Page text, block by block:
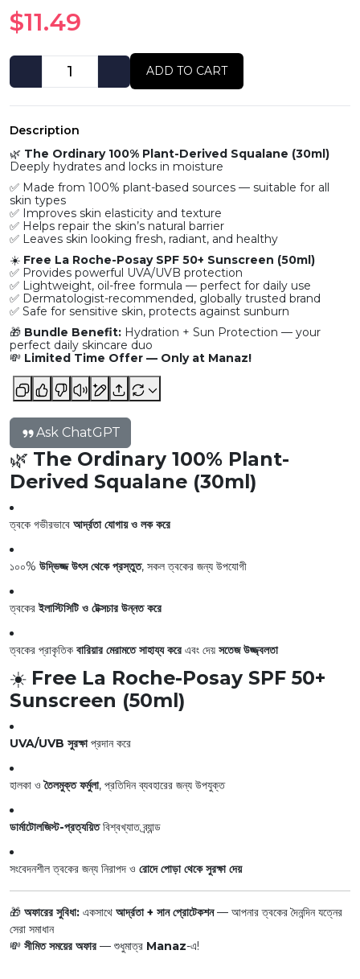
$11.49
ADD TO CART
Description
🌿 The Ordinary 100% Plant-Derived Squalane (30ml)
Deeply hydrates and locks in moisture
✅ Made from 100% plant-based sources — suitable for all
skin types
✅ Improves skin elasticity and texture
✅ Helps repair the skin’s natural barrier
✅ Leaves skin looking fresh, radiant, and healthy
☀️ Free La Roche-Posay SPF 50+ Sunscreen (50ml)
✅ Provides powerful UVA/UVB protection
✅ Lightweight, oil-free formula — perfect for daily use
✅ Dermatologist-recommended, globally trusted brand
✅ Safe for sensitive skin, protects against sunburn
🎁 Bundle Benefit: Hydration + Sun Protection — your
perfect daily skincare duo
💸 Limited Time Offer — Only at Manaz!
Ask ChatGPT
🌿 The Ordinary 100% Plant-
Derived Squalane (30ml)
ত্বকে গভীরভাবে আর্দ্রতা যোগায় ও লক করে
১০০% উদ্ভিজ্জ উৎস থেকে প্রস্তুত, সকল ত্বকের জন্য উপযোগী
ত্বকেরইলাস্টিসিটি ও টেক্সচার উন্নত করে
ত্বকের প্রাকৃতিক বারিয়ার মেরামতে সাহায্য করে এবং দেয় সতেজ উজ্জ্বলতা
☀️ Free La Roche-Posay SPF 50+
Sunscreen (50ml)
UVA/UVB সুরক্ষাপ্রদান করে
হালকা ওতৈলমুক্ত ফর্মুলা, প্রতিদিন ব্যবহারের জন্য উপযুক্ত
ডার্মাটোলজিস্ট-প্রত্যয়িতবিশ্বখ্যাত ব্র্যান্ড
সংবেদনশীল ত্বকের জন্য নিরাপদ ও রোদে পোড়া থেকে সুরক্ষা দেয়
🎁 অফারের সুবিধা: একসাথে আর্দ্রতা + সান প্রোটেকশন— আপনার ত্বকের দৈনন্দিন যত্নের
সেরা সমাধান
💸 সীমিত সময়ের অফার — শুধুমাত্র Manaz-এ!